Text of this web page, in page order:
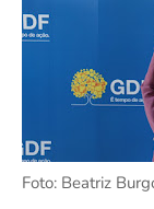
Foto: Beatriz